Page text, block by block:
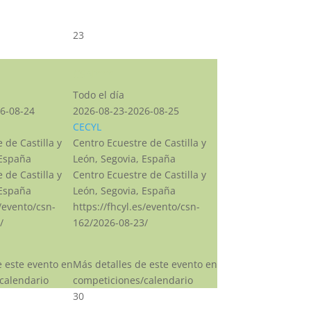
08-24
de Castilla y
de Castilla y
csn-
este evento en
23
Todo el día
2026-08-23-2026-08-25
CECYL
Centro Ecuestre de Castilla y
León, Segovia, España
Centro Ecuestre de Castilla y
León, Segovia, España
https://fhcyl.es/evento/csn-
162/2026-08-23/
Más detalles de este evento en
competiciones/calendario
30